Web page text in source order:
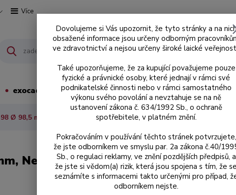
Více
Hledat
exocad Skenery MEDIT Sagemax
Ø 98,5 mm s odskokem 18 mm Zirkonový blok W-98, H 18 mm,
NexxZr T, barva OM2
Dovolujeme si Vás upozornit, že tyto stránky a na
obsažené informace jsou určeny odborným
ve zdravotnictví a nejsou určeny široké laické
Také upozorňujeme, že za kupující považujeme pouze
fyzické a právnické osoby, které jednají v rámci své
podnikatelské činnosti nebo v rámci samostatného
výkonu svého povolání a nevztahuje se na ně
ustanovení zákona č. 634/1992 Sb., o ochraně
spotřebitele, v platném znění.
Pokračováním v používání těchto stránek potvrzujete,
že jste odborníkem ve smyslu par. 2a zákona č.40/
Sb., o regulaci reklamy, ve znění pozdějších předpisů, a
že jste si vědom(a) rizik, která jsou spojena s tím, že se
seznámíte s informacemi takto určenými pro případ,
odborníkem nejste.